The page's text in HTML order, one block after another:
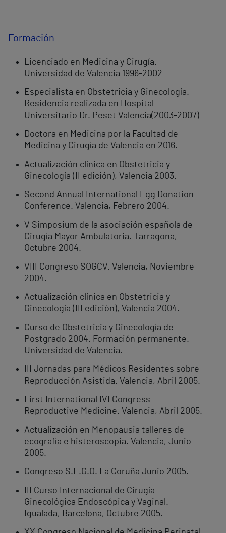
Formación
Licenciado en Medicina y Cirugía.
Universidad de Valencia 1996-2002
Especialista en Obstetricia y Ginecología.
Residencia realizada en Hospital
Universitario Dr. Peset Valencia(2003-2007)
Doctora en Medicina por la Facultad de
Medicina y Cirugía de Valencia en 2016.
Actualización clínica en Obstetricia y
Ginecología (II edición), Valencia 2003.
Second Annual International Egg Donation
Conference. Valencia, Febrero 2004.
V Simposium de la asociación española de
Cirugía Mayor Ambulatoria. Tarragona,
Octubre 2004.
VIII Congreso SOGCV. Valencia, Noviembre
2004.
Actualización clínica en Obstetricia y
Ginecología (III edición), Valencia 2004.
Curso de Obstetricia y Ginecología de
Postgrado 2004. Formación permanente.
Universidad de Valencia.
III Jornadas para Médicos Residentes sobre
Reproducción Asistida. Valencia, Abril 2005.
First International IVI Congress
Reproductive Medicine. Valencia, Abril 2005.
Actualización en Menopausia talleres de
ecografía e histeroscopia. Valencia, Junio
2005.
Congreso S.E.G.O. La Coruña Junio 2005.
III Curso Internacional de Cirugía
Ginecológica Endoscópica y Vaginal.
Igualada, Barcelona, Octubre 2005.